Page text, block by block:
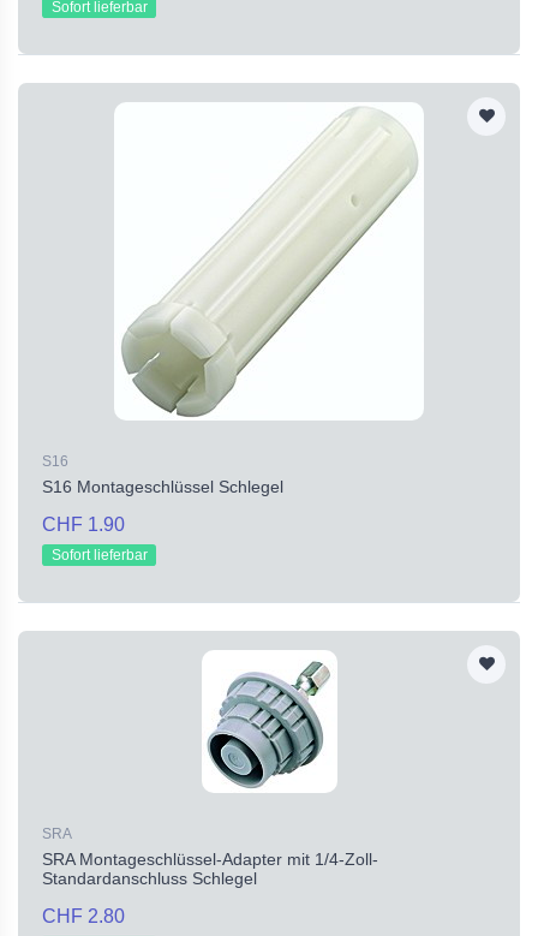
Sofort lieferbar
S16
S16 Montageschlüssel Schlegel
CHF 1.90
Sofort lieferbar
SRA
SRA Montageschlüssel-Adapter mit 1/4-Zoll-
Standardanschluss Schlegel
CHF 2.80